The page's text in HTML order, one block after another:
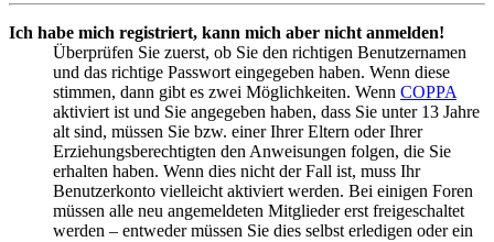
Ich habe mich registriert, kann mich aber nicht anmelden!
Überprüfen Sie zuerst, ob Sie den richtigen Benutzernamen
und das richtige Passwort eingegeben haben. Wenn diese
stimmen, dann gibt es zwei Möglichkeiten. Wenn COPPA
aktiviert ist und Sie angegeben haben, dass Sie unter 13 Jahre
alt sind, müssen Sie bzw. einer Ihrer Eltern oder Ihrer
Erziehungsberechtigten den Anweisungen folgen, die Sie
erhalten haben. Wenn dies nicht der Fall ist, muss Ihr
Benutzerkonto vielleicht aktiviert werden. Bei einigen Foren
müssen alle neu angemeldeten Mitglieder erst freigeschaltet
werden – entweder müssen Sie dies selbst erledigen oder ein